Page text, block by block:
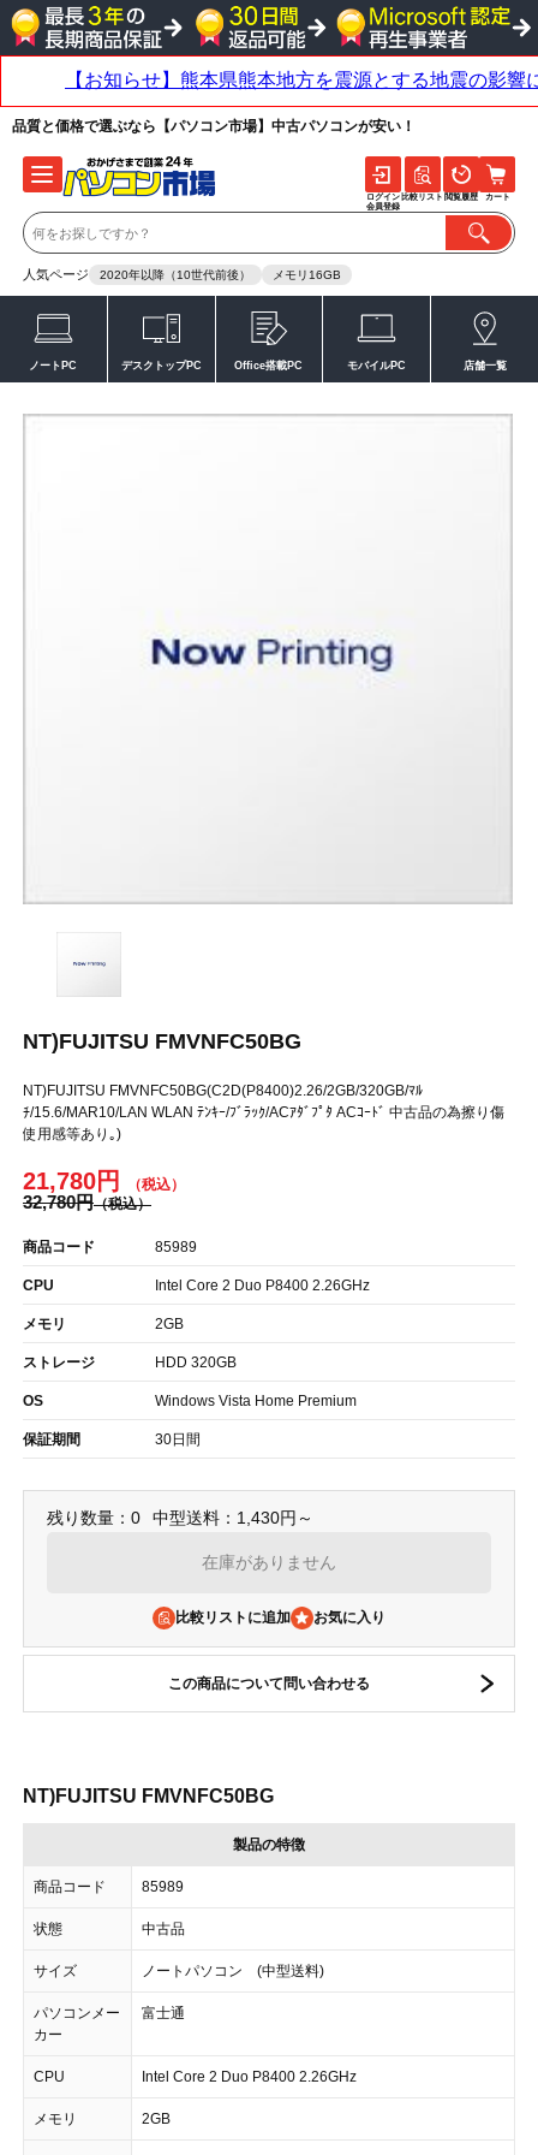
品質と価格で選ぶなら【パソコン市場】中古パソコンが安い！
人気ページ 2020年以降（10世代前後） メモリ16GB
ログイン
会員登録
比較リスト 閲覧履歴 カート
ノートPC デスクトップPC Office搭載PC モバイルPC 店舗一覧
NT)FUJITSU FMVNFC50BG
NT)FUJITSU FMVNFC50BG(C2D(P8400)2.26/2GB/320GB/ﾏﾙ
ﾁ/15.6/MAR10/LAN WLAN ﾃﾝｷｰ/ﾌﾞﾗｯｸ/ACｱﾀﾞﾌﾟﾀ ACｺｰﾄﾞ 中古品の為擦り傷
使用感等あり｡)
21,780円
32,780円
商品コード 85989
CPU Intel Core 2 Duo P8400 2.26GHz
メモリ 2GB
ストレージ HDD 320GB
OS Windows Vista Home Premium
保証期間 30日間
残り数量：0 中型送料：1,430円～
在庫がありません
比較リストに追加
この商品について問い合わせる
NT)FUJITSU FMVNFC50BG
製品の特徴
商品コード 85989
状態 中古品
サイズ ノートパソコン (中型送料)
パソコンメー
カー
富士通
CPU Intel Core 2 Duo P8400 2.26GHz
メモリ 2GB